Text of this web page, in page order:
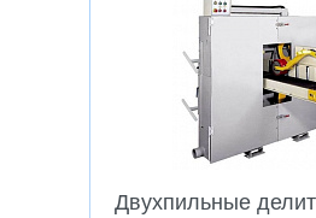
Двухпильные